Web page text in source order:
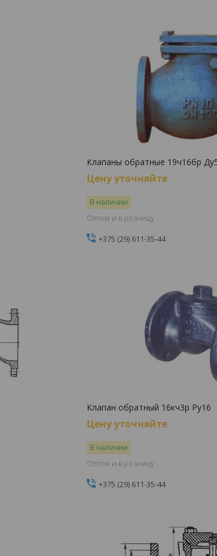
Клапаны обратные 19ч16бр
Цену уточняйте
В наличии
Оптом и в розницу
+375 (29) 611-35-44
Клапан обратный 16кч3р Ру16
Цену уточняйте
В наличии
Оптом и в розницу
+375 (29) 611-35-44